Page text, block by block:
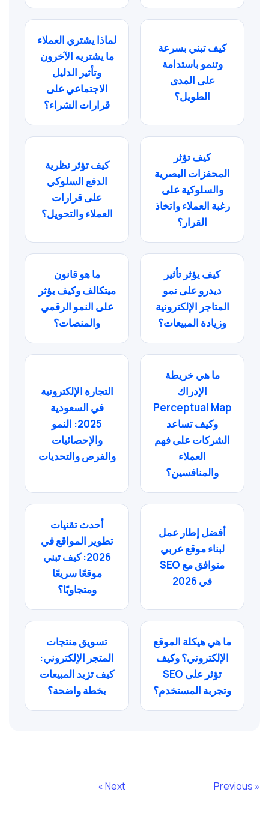
كيف تبني بسرعة
وتنمو باستدامة
على المدى
الطويل؟
لماذا يشتري العملاء
ما يشتريه الآخرون
وتأثير الدليل
الاجتماعي على
قرارات الشراء؟
كيف تؤثر
المحفزات البصرية
والسلوكية على
رغبة العملاء واتخاذ
القرار؟
كيف تؤثر نظرية
الدفع السلوكي
على قرارات
العملاء والتحويل؟
كيف يؤثر تأثير
ديدرو على نمو
المتاجر الإلكترونية
وزيادة المبيعات؟
ما هو قانون
ميتكالف وكيف يؤثر
على النمو الرقمي
والمنصات؟
ما هي خريطة
الإدراك
Perceptual Map
وكيف تساعد
الشركات على فهم
العملاء
والمنافسين؟
التجارة الإلكترونية
في السعودية
2025: النمو
والإحصائيات
والفرص والتحديات
أفضل إطار عمل
لبناء موقع عربي
متوافق مع SEO
في 2026
أحدث تقنيات
تطوير المواقع في
2026: كيف تبني
موقعًا سريعًا
ومتجاوبًا؟
ما هي هيكلة الموقع
الإلكتروني؟ وكيف
تؤثر على SEO
وتجربة المستخدم؟
تسويق منتجات
المتجر الإلكتروني:
كيف تزيد المبيعات
بخطة واضحة؟
« Previous
Next »